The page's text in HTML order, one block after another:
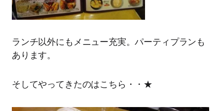
ランチ以外にもメニュー充実。パーティプランも
あります。
そしてやってきたのはこちら・・★